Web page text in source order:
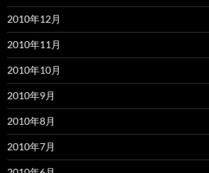
2010年12月
2010年11月
2010年10月
2010年9月
2010年8月
2010年7月